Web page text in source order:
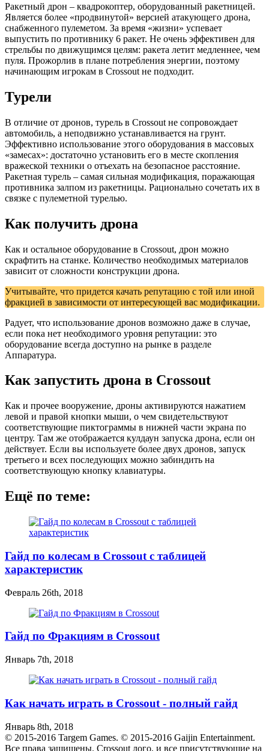
Ракетный дрон – квадрокоптер, оборудованный ракетницей.
Является более «продвинутой» версией атакующего дрона,
снабженного пулеметом. За время «жизни» успевает
выпустить по противнику 6 ракет. Не очень эффективен для
стрельбы по движущимся целям: ракета летит медленнее, чем
пуля. Прожорлив в плане потребления энергии, поэтому
начинающим игрокам в Crossout не подходит.
Турели
В отличие от дронов, турель в Crossout не сопровождает
автомобиль, а неподвижно устанавливается на грунт.
Эффективно использование этого оборудования в массовых
«замесах»: достаточно установить его в месте скопления
вражеской техники о отъехать на безопасное расстояние.
Ракетная турель – самая сильная модификация, поражающая
противника залпом из ракетницы. Рационально сочетать их в
связке с пулеметной турелью.
Как получить дрона
Как и остальное оборудование в Crossout, дрон можно
скрафтить на станке. Количество необходимых материалов
зависит от сложности конструкции дрона.
Учитывайте, что придется качать репутацию с той или иной
фракцией в зависимости от интересующей вас модификации.
Радует, что использование дронов возможно даже в случае,
если пока нет необходимого уровня репутации: это
оборудование всегда доступно на рынке в разделе
Аппаратура.
Как запустить дрона в Crossout
Как и прочее вооружение, дроны активируются нажатием
левой и правой кнопки мыши, о чем свидетельствуют
соответствующие пиктограммы в нижней части экрана по
центру. Там же отображается кулдаун запуска дрона, если он
действует. Если вы используете более двух дронов, запуск
третьего и всех последующих можно забиндить на
соответствующую кнопку клавиатуры.
Ещё по теме:
Гайд по колесам в Crossout с таблицей
характеристик
Февраль 26th, 2018
Гайд по Фракциям в Crossout
Январь 7th, 2018
Как начать играть в Crossout - полный гайд
Январь 8th, 2018
© 2015-2016 Targem Games. © 2015-2016 Gaijin Entertainment.
Все права защищены. Crossout лого, и все присутствующие на